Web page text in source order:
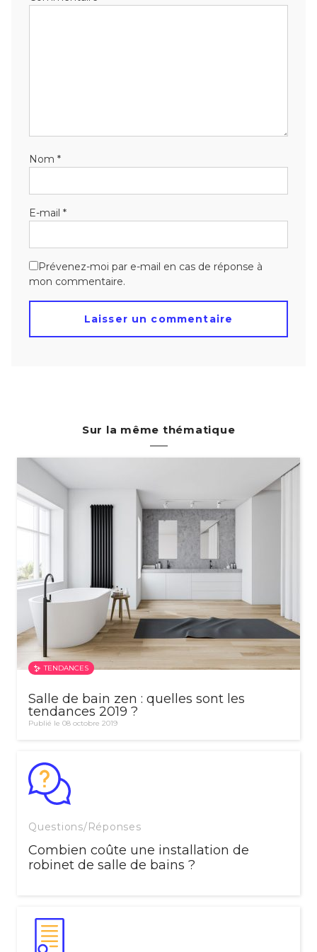
Nom *
E-mail *
Prévenez-moi par e-mail en cas de réponse à
mon commentaire.
Sur la même thématique
TENDANCES
Salle de bain zen : quelles sont les
tendances 2019 ?
Publié le 08 octobre 2019
Questions/Réponses
Combien coûte une installation de
robinet de salle de bains ?